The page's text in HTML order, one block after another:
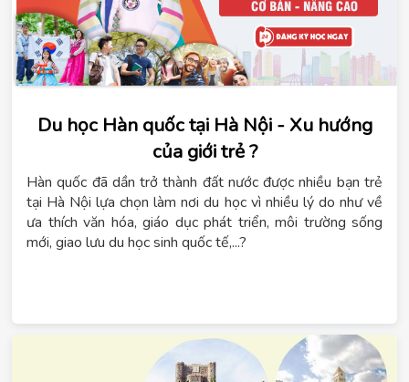
Du học Hàn quốc tại Hà Nội - Xu hướng
của giới trẻ ?
Hàn quốc đã dần trở thành đất nước được nhiều bạn trẻ
tại Hà Nội lựa chọn làm nơi du học vì nhiều lý do như về
ưa thích văn hóa, giáo dục phát triển, môi trường sống
mới, giao lưu du học sinh quốc tế,...?